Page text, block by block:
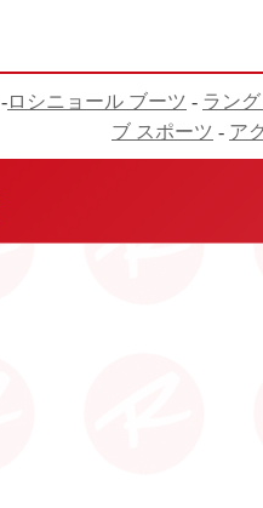
-ロシニョール ブーツ - ラン
ブ スポーツ - ア